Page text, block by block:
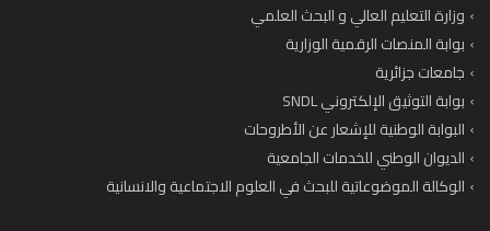
وزارة التعليم العالي و البحث العلمي
بوابة المنصات الرقمية الوزارية
جامعات جزائرية
بوابة التوثيق الإلكتروني SNDL
البوابة الوطنية للإشعار عن الأطروحات
الديوان الوطني للخدمات الجامعية
الوكالة الموضوعاتية للبحث في العلوم الاجتماعية والانسانية